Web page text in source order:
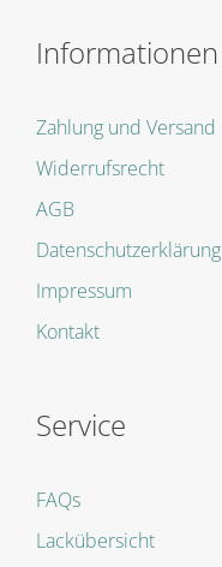
Informationen
Zahlung und Versand
Widerrufsrecht
AGB
Datenschutzerklärung
Impressum
Kontakt
Service
FAQs
Lackübersicht